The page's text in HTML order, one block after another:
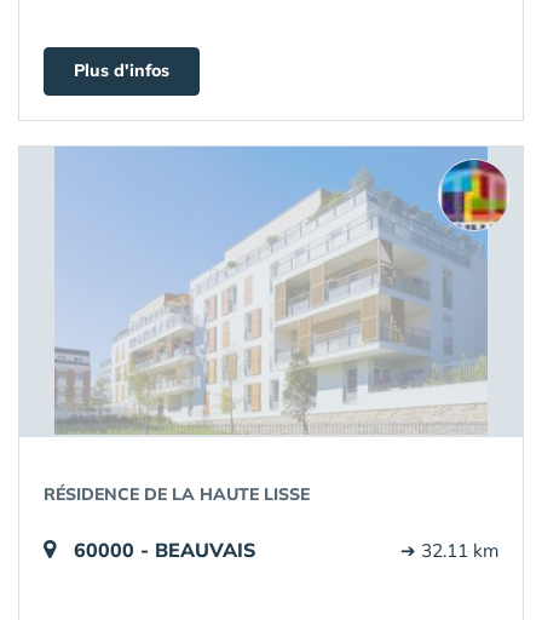
Plus d'infos
RÉSIDENCE DE LA HAUTE LISSE
60000 - BEAUVAIS ➔ 32.11 km